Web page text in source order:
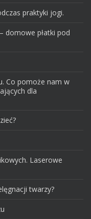
praktyki jogi.
domowe płatki pod
Co pomoże nam w
dla
Laserowe
twarzy?